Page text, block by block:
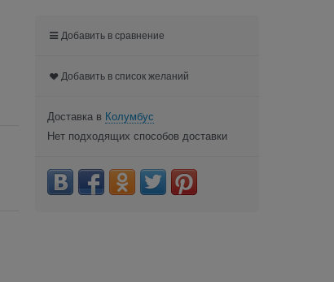
Добавить в сравнение
Добавить в список желаний
Доставка в Колумбус
Нет подходящих способов доставки